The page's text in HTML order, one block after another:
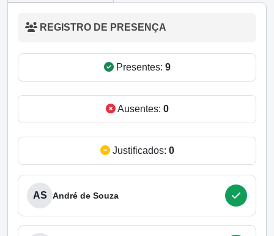
REGISTRO DE PRESENÇA
Presentes: 9
Ausentes: 0
Justificados: 0
AS André de Souza